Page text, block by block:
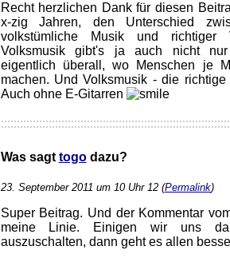
Recht herzlichen Dank für diesen
x-zig Jahren, den Unterschied
volkstümliche Musik und richtiger
Volksmusik gibt's ja auch nicht
eigentlich überall, wo Menschen je
machen. Und Volksmusik - die
Auch ohne E-Gitarren
Was sagt togodazu?
23. September 2011 um 10 Uhr 12 (Permalink)
Super Beitrag. Und der Kommentar
meine Linie. Einigen wir uns
auszuschalten, dann geht es allen